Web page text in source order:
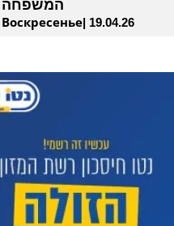
המשפחה
Воскресенье| 19.04.26